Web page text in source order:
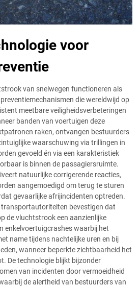
voor
van snelwegen functioneren als
die wereldwijd op
meetbare veiligheidsverbeteringen
banden van voertuigen deze
raken, ontvangen bestuurders
waarschuwing via trillingen in
gevoeld én via een karakteristiek
is binnen de passagiersruimte.
natuurlijke corrigerende reacties,
aangemoedigd om terug te sturen
gevaarlijke afrijincidenten optreden.
bevestigen dat
de vluchtstrook een aanzienlijke
enkelvoertuigcrashes waarbij het
name tijdens nachtelijke uren en bij
wanneer beperkte zichtbaarheid het
De technologie blijkt bijzonder
van incidenten door vermoeidheid
de alertheid van bestuurders van